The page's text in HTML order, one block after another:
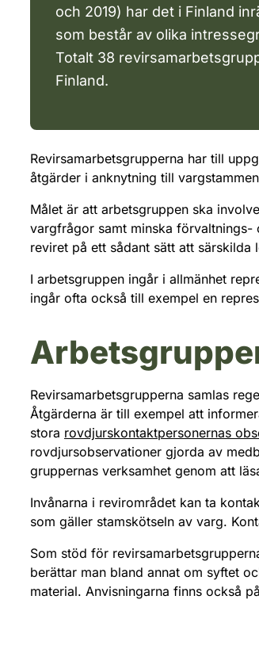
och 2019) har det i Finland
som består av olika
Totalt 38
Finland.
Revirsamarbetsgrupperna har till
åtgärder i anknytning till
Målet är att arbetsgruppen ska
vargfrågor samt minska
reviret på ett sådant sätt att särskilda
I arbetsgruppen ingår i allmänhet
ingår ofta också till exempel en
Revirsamarbetsgrupperna samlas
Åtgärderna är till exempel att
stora rovdjurskontaktpersonernas
rovdjursobservationer gjorda av
gruppernas verksamhet genom att
Invånarna i revirområdet kan ta
som gäller stamskötseln av varg.
Som stöd för
berättar man bland annat om syftet
material. Anvisningarna finns också på